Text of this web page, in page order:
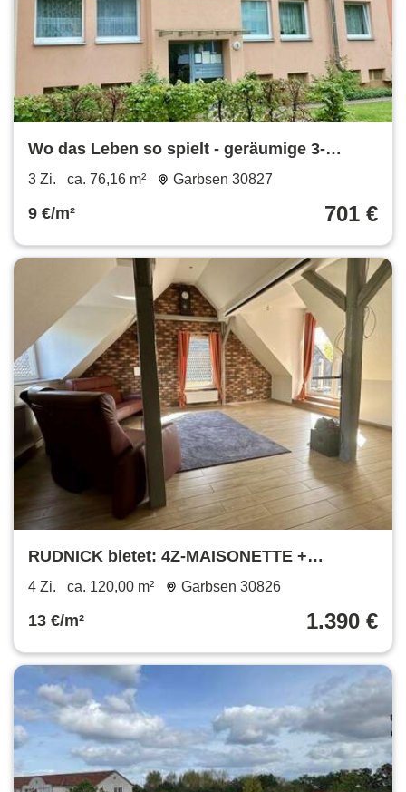
Wo das Leben so spielt - geräumige 3-
Zimmer-Wohnung mit Balkon
3 Zi. ca. 76,16 m² Garbsen 30827
9 €/m² 701 €
RUDNICK bietet: 4Z-MAISONETTE +
BALKON + GARTEN im schönen Schloß
4 Zi. ca. 120,00 m² Garbsen 30826
13 €/m² 1.390 €